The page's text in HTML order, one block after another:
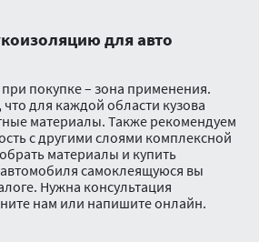
для авто
покупке – зона применения.
для каждой области кузова
материалы. Также рекомендуем
с другими слоями комплексной
материалы и купить
самоклеящуюся вы
Нужна консультация
нам или напишите онлайн.